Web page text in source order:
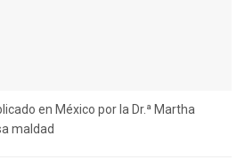
en México por la Dr.ª Martha
maldad